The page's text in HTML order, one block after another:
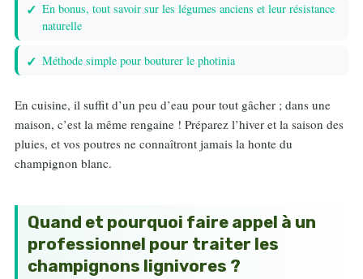
En bonus, tout savoir sur les légumes anciens et leur résistance
naturelle
Méthode simple pour bouturer le photinia
En cuisine, il suffit d’un peu d’eau pour tout gâcher ; dans une
maison, c’est la même rengaine ! Préparez l’hiver et la saison des
pluies, et vos poutres ne connaîtront jamais la honte du
champignon blanc.
Quand et pourquoi faire appel à un
professionnel pour traiter les
champignons lignivores ?